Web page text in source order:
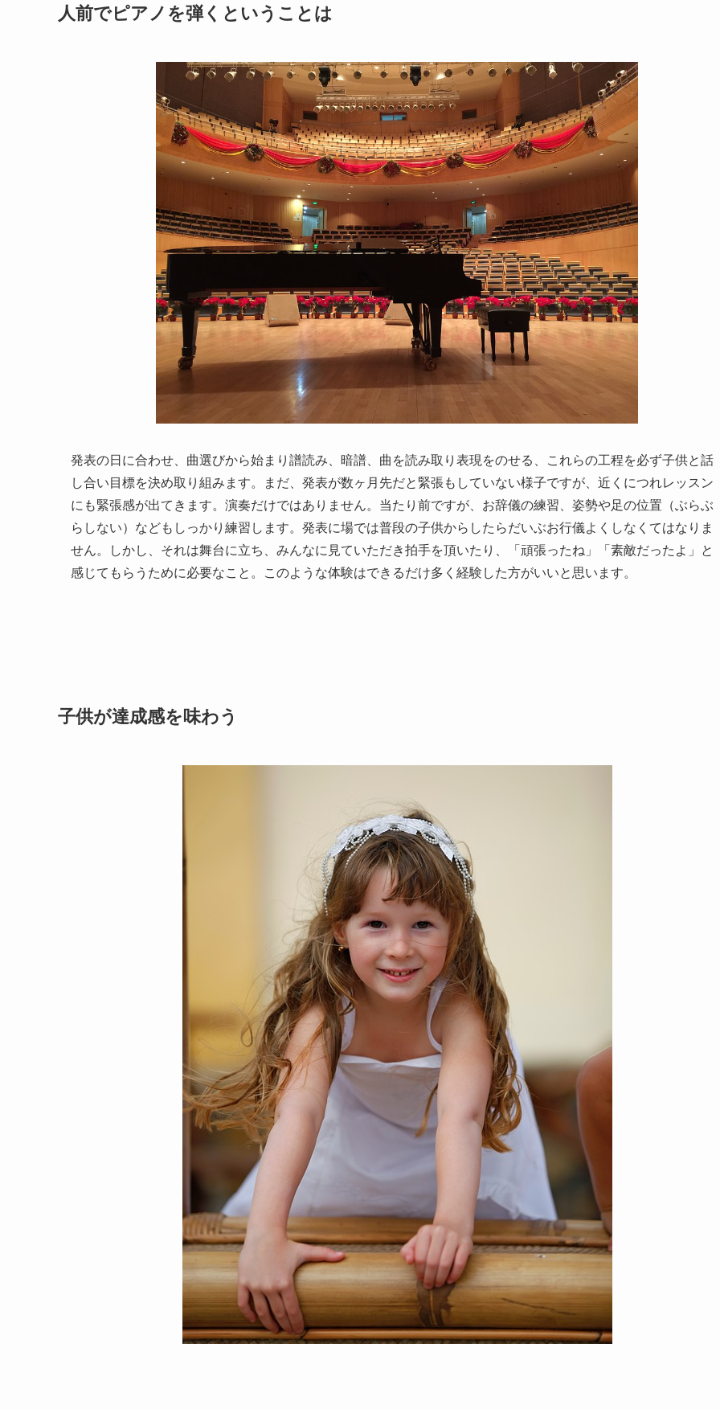
人前でピアノを弾くということは
発表の日に合わせ、曲選びから始まり譜読み、暗譜、曲を読み取り表現をのせる、これらの工程を必ず子供と話
し合い目標を決め取り組みます。まだ、発表が数ヶ月先だと緊張もしていない様子ですが、近くにつれレッスン
にも緊張感が出てきます。演奏だけではありません。当たり前ですが、お辞儀の練習、姿勢や足の位置（ぶらぶ
らしない）などもしっかり練習します。発表に場では普段の子供からしたらだいぶお行儀よくしなくてはなりま
せん。しかし、それは舞台に立ち、みんなに見ていただき拍手を頂いたり、「頑張ったね」「素敵だったよ」と
感じてもらうために必要なこと。このような体験はできるだけ多く経験した方がいいと思います。
子供が達成感を味わう